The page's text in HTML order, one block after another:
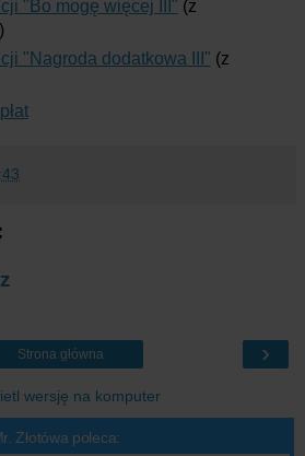
"Bo mogę więcej III" (z
"Nagroda dodatkowa III" (z
›
Strona główna
wersję na komputer
Złotówa poleca: